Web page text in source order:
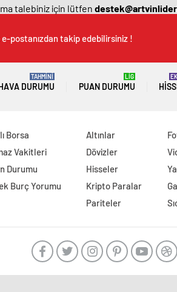
talebiniz için lütfen
postanızdan takip edebilirsiniz !
DURUMU
TAHMİNİ
PUAN DURUMU
LİG
Borsa
Vakitleri
Durumu
Burç Yorumu
Altınlar
Dövizler
Hisseler
Kripto Paralar
Pariteler